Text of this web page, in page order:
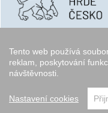
Tento web používá
reklam, poskytování
návštěvnosti.
Nastavení cookies